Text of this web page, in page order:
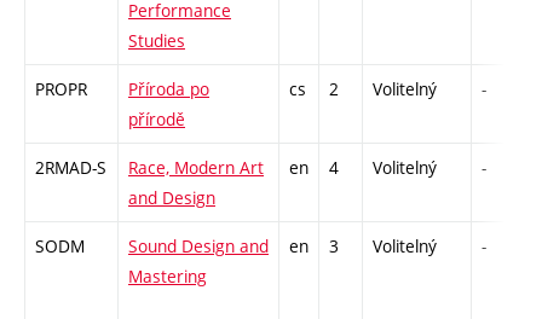
Performance
Studies
PROPR
Příroda po
přírodě
cs 2 Volitelný -
2RMAD-S
Race, Modern Art
and Design
en 4 Volitelný -
SODM
Sound Design and
Mastering
en 3 Volitelný -